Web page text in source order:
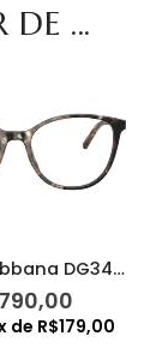
DE ...
Dolce & Gabbana DG3425 3438
de R$179,00